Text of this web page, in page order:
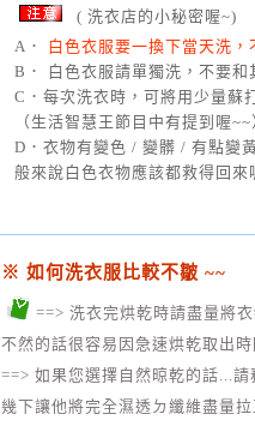
( 洗衣店的小秘密喔~)
A． 白色衣服要一換下當天洗
B． 白色衣服請單獨洗，不要
C．每次洗衣時，可將用少量蘇
（生活智慧王節目中有提到喔~~
D．衣物有變色 / 變髒 / 有點變
般來說白色衣物應該都救得回
※ 如何洗衣服比較不皺 ~~
==> 洗衣完烘乾時請盡量將
不然的話很容易因急速烘乾取出
==> 如果您選擇自然晾乾的話...
幾下讓他將完全濕透ㄉ纖維盡量